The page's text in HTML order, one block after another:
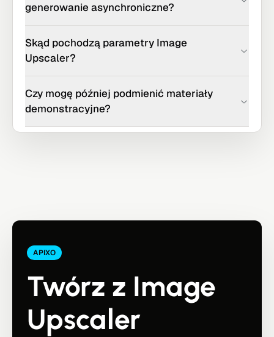
generowanie asynchroniczne?
Skąd pochodzą parametry Image
Upscaler?
Czy mogę później podmienić materiały
demonstracyjne?
APIXO
Twórz z Image
Upscaler